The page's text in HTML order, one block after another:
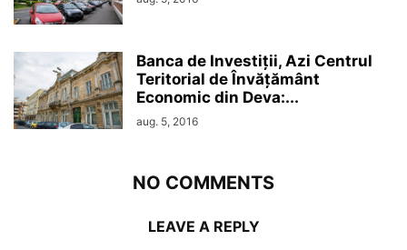
Banca de Investiții, Azi Centrul
Teritorial de Învățământ
Economic din Deva:...
aug. 5, 2016
NO COMMENTS
LEAVE A REPLY